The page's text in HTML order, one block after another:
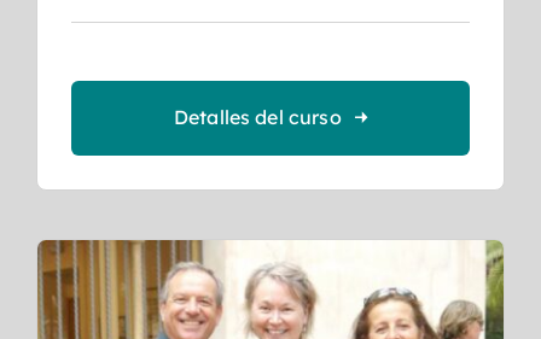
Detalles del curso